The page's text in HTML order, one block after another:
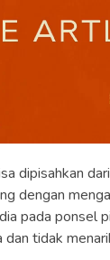
dipisahkan
dengan
pada ponsel
tidak